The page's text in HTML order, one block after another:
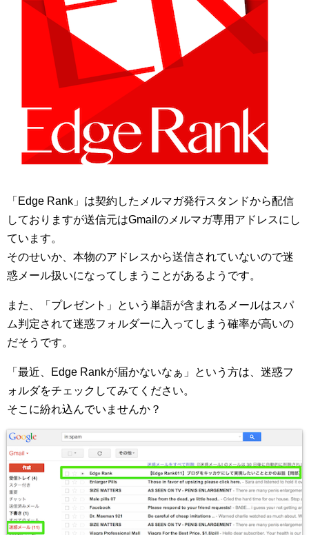
「Edge Rank」は契約したメルマガ発行スタンドから配信
しておりますが送信元はGmailのメルマガ専用アドレスにし
ています。
そのせいか、本物のアドレスから送信されていないので迷
惑メール扱いになってしまうことがあるようです。
また、「プレゼント」という単語が含まれるメールはスパ
ム判定されて迷惑フォルダーに入ってしまう確率が高いの
だそうです。
「最近、Edge Rankが届かないなぁ」という方は、迷惑フ
ォルダをチェックしてみてください。
そこに紛れ込んでいませんか？